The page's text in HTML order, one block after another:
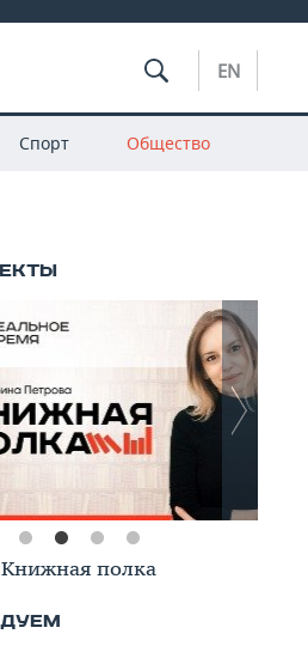
EN
Спорт Общество
Книжная полка